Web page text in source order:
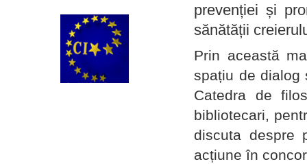
prevenției și
sănătății
Prin această
spațiu de dialog
Catedra de
bibliotecari,
discuta despre
acțiune în